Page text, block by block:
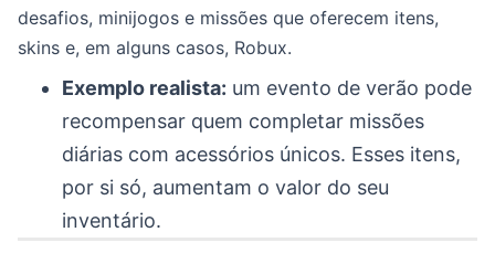
desafios, minijogos e missões que oferecem itens,
skins e, em alguns casos, Robux.
Exemplo realista: um evento de verão pode
recompensar quem completar missões
diárias com acessórios únicos. Esses itens,
por si só, aumentam o valor do seu
inventário.